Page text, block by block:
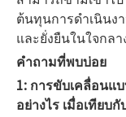
ต้นทุนการดำเนินง
และยั่งยืนในใจกลา
คำถามที่พบบ่อย
1: การขับเคลื่อนแ
อย่างไร เมื่อเทียบ